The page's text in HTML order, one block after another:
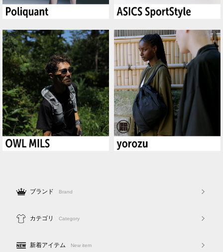
ブランド Brand
カテゴリ Category
新着アイテム New item